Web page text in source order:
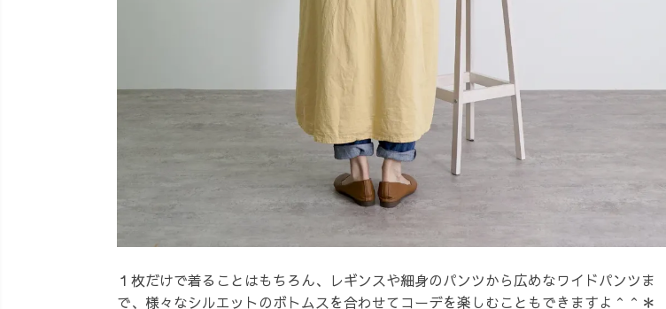
１枚だけで着ることはもちろん、レギンスや細身のパンツから広めなワイドパンツま
で、様々なシルエットのボトムスを合わせてコーデを楽しむこともできますよ＾＾＊